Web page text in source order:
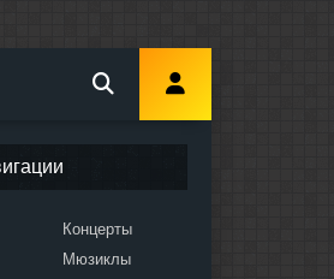
Концерты
Мюзиклы